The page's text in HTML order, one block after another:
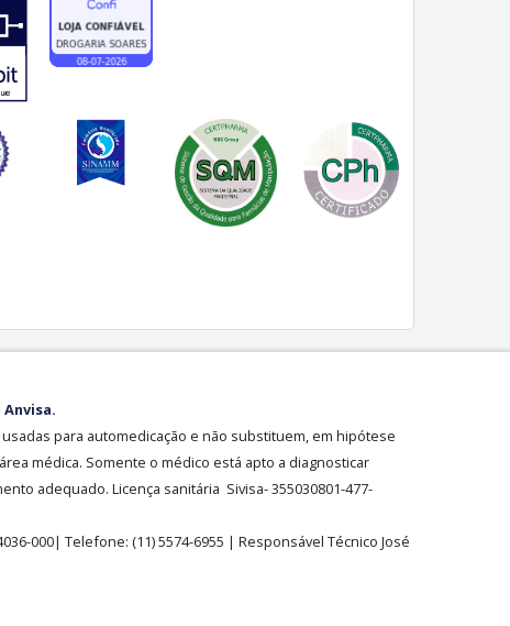
para automedicação e não substituem, em hipótese
médica. Somente o médico está apto a diagnosticar
adequado. Licença sanitária Sivisa- 355030801-477-
000| Telefone: (11)5574-6955 | Responsável Técnico José